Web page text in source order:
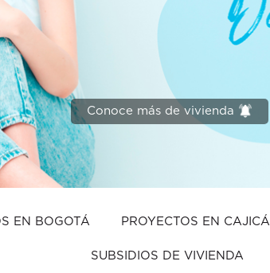
Conoce más de vivienda
EN BOGOTÁ PROYECTOS EN CAJICÁ
SUBSIDIOS DE VIVIENDA